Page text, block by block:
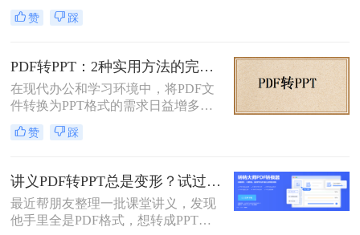
进行演示或编辑。PDF文件以其固定
格式和跨平台的优势而广受欢迎，但
和动态展示效果。那么pdf转ppt怎么
操作呢？本文将介绍五种将PDF转换
为PPT的方法，帮助您轻松完成这一
任务。
赞 踩
PDF转PPT：2种实用方法的完整操作流程和格式保留对比！
在现代办公和学习环境中，将PDF文
件转换为PPT格式的需求日益增多。
无论是为了更方便地编辑内容，还是
为了在演示文稿中更好地展示信息，
能。那么如何把PDF转换成PPT呢？
本文将介绍两种高效的PDF转PPT方
法，帮助您根据自己的需求选择最合
适的方式。
赞 踩
讲义PDF转PPT总是变形？试过这几个办法真管用！
最近帮朋友整理一批课堂讲义，发现
他手里全是PDF格式，想转成PPT讲